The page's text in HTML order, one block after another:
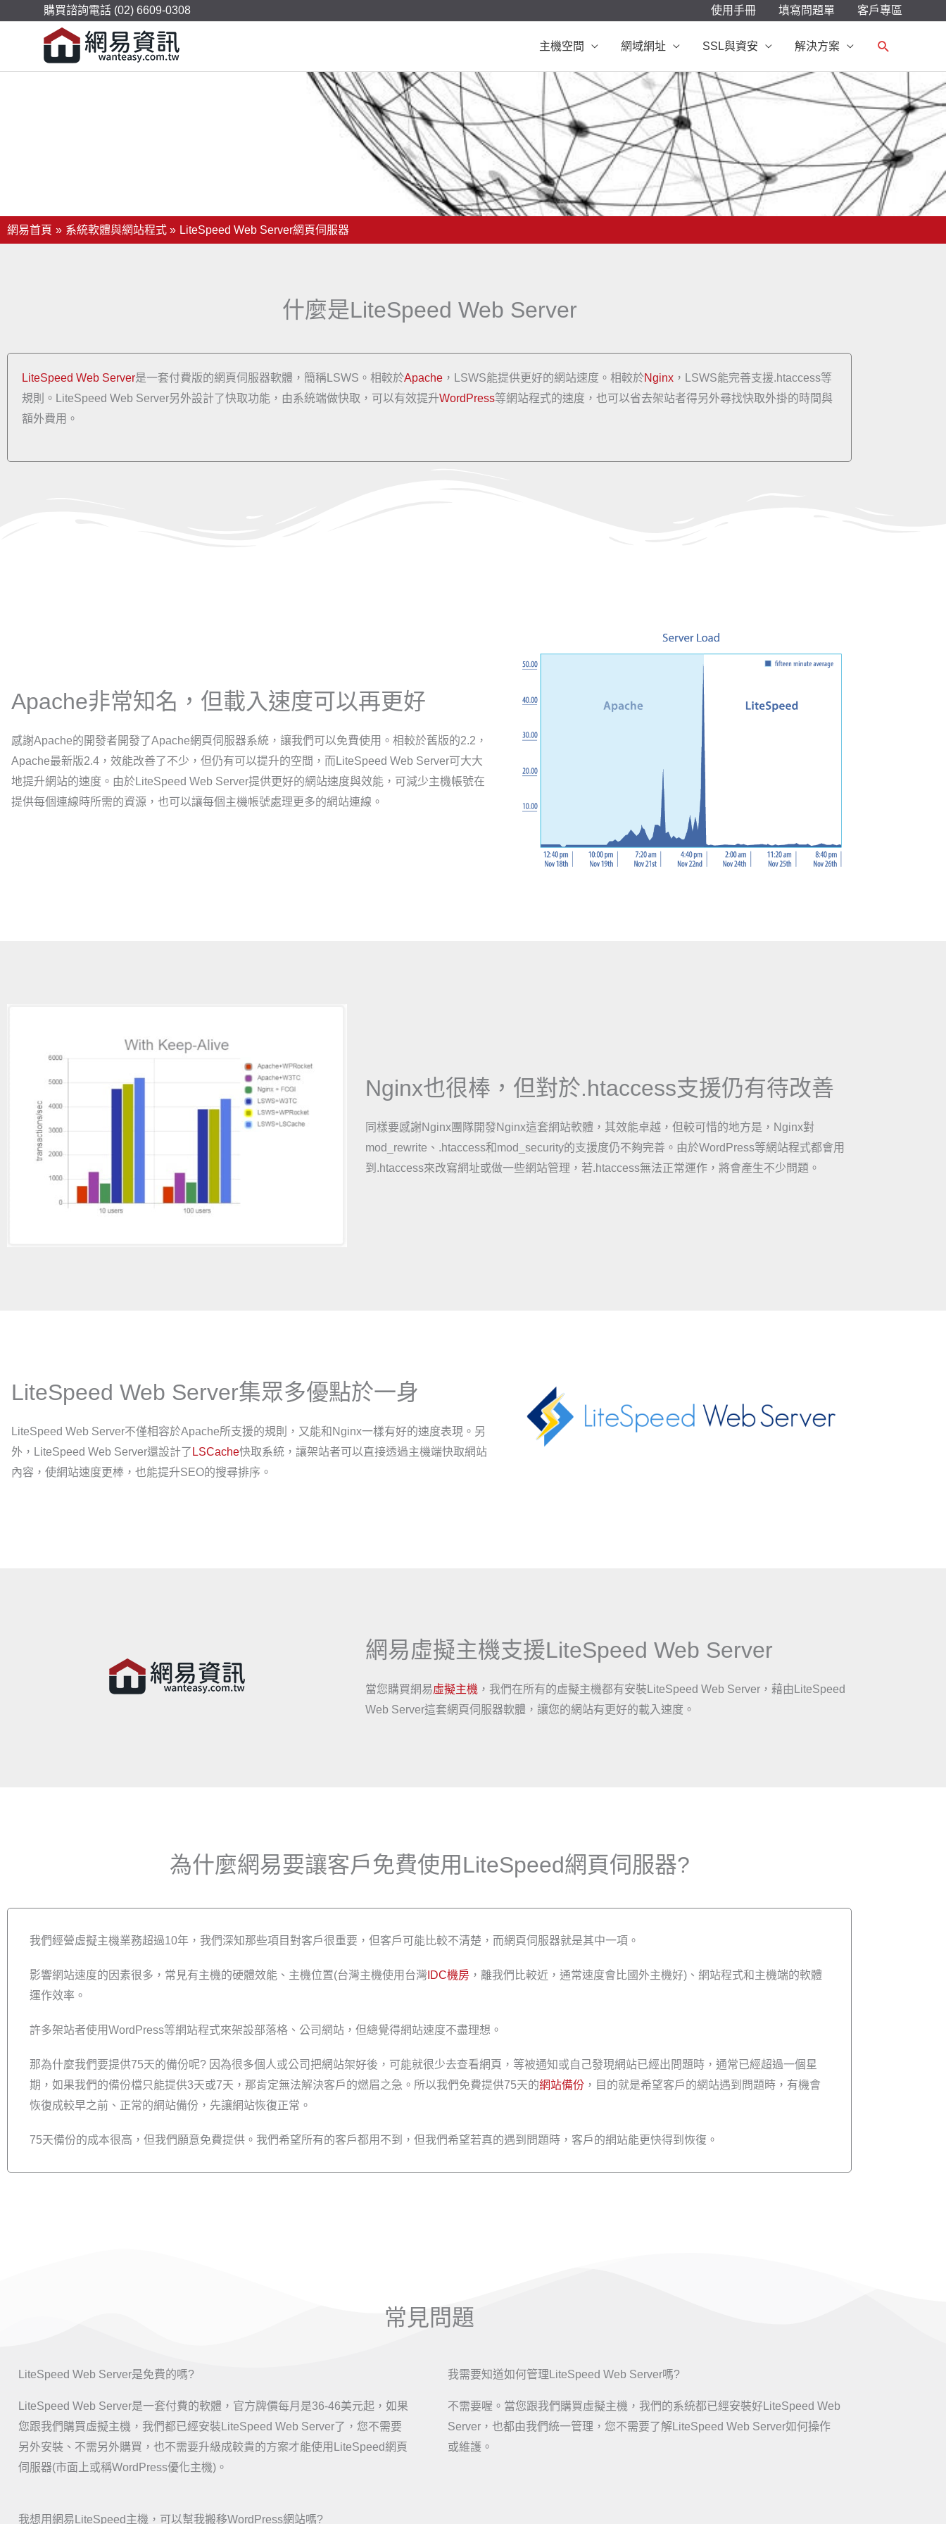
購買諮詢電話 (02) 6609-0308 使用手冊 填寫問題單 客戶專區
主機空間 網域網址 SSL與資安 解決方案
搜
網易首頁 系統軟體與網站程式 LiteSpeed Web Server網頁伺服器
什麼是LiteSpeed Web Server
LiteSpeed Web Server是一套付費版的網頁伺服器軟體，簡稱LSWS。相較於Apache ，LSWS能提供更好的網站速度。相較於Nginx ，LSWS能完善支援.htaccess等
規則。LiteSpeed Web Server另外設計了快取功能，由系統端做快取，可以有效提升WordPress等網站程式的速度，也可以省去架站者得另外尋找快取外掛的時間與
額外費用。
Apache非常知名，但載入速度可以再更好
感謝Apache的開發者開發了Apache網頁伺服器系統，讓我們可以免費使用。相較於舊版的2.2，
Apache最新版2.4，效能改善了不少，但仍有可以提升的空間，而LiteSpeed Web Server可大大
地提升網站的速度。由於LiteSpeed Web Server提供更好的網站速度與效能，可減少主機帳號在
提供每個連線時所需的資源，也可以讓每個主機帳號處理更多的網站連線。
Nginx也很棒，但對於.htaccess支援仍有待改善
同樣要感謝Nginx團隊開發Nginx這套網站軟體，其效能卓越，但較可惜的地方是，Nginx對
mod_rewrite、.htaccess和mod_security的支援度仍不夠完善。由於WordPress等網站程式都會用
到.htaccess來改寫網址或做一些網站管理，若.htaccess無法正常運作，將會產生不少問題。
LiteSpeed Web Server集眾多優點於一身
LiteSpeed Web Server不僅相容於Apache所支援的規則，又能和Nginx一樣有好的速度表現。另
外，LiteSpeed Web Server還設計了 LSCache快取系統，讓架站者可以直接透過主機端快取網站
內容，使網站速度更棒，也能提升SEO的搜尋排序。
網易虛擬主機支援LiteSpeed Web Server
當您購買網易虛擬主機 ，我們在所有的虛擬主機都有安裝LiteSpeed Web Server，藉由LiteSpeed
Web Server這套網頁伺服器軟體，讓您的網站有更好的載入速度。
為什麼網易要讓客戶免費使用LiteSpeed網頁伺服器?
我們經營虛擬主機業務超過10年，我們深知那些項目對客戶很重要，但客戶可能比較不清楚，而網頁伺服器就是其中一項。
影響網站速度的因素很多，常見有主機的硬體效能、主機位置(台灣主機使用台灣 IDC機房 ，離我們比較近，通常速度會比國外主機好)、網站程式和主機端的軟體
運作效率。
許多架站者使用WordPress等網站程式來架設部落格、公司網站，但總覺得網站速度不盡理想。
那為什麼我們要提供75天的備份呢? 因為很多個人或公司把網站架好後，可能就很少去查看網頁，等被通知或自己發現網站已經出問題時，通常已經超過一個星
期，如果我們的備份檔只能提供3天或7天，那肯定無法解決客戶的燃眉之急。所以我們免費提供75天的網站備份 ，目的就是希望客戶的網站遇到問題時，有機會
恢復成較早之前、正常的網站備份，先讓網站恢復正常。
75天備份的成本很高，但我們願意免費提供。我們希望所有的客戶都用不到，但我們希望若真的遇到問題時，客戶的網站能更快得到恢復。
常見問題
LiteSpeed Web Server是免費的嗎?
LiteSpeed Web Server是一套付費的軟體，官方牌價每月是36-46美元起，如果
您跟我們購買虛擬主機，我們都已經安裝LiteSpeed Web Server了，您不需要
另外安裝、不需另外購買，也不需要升級成較貴的方案才能使用LiteSpeed網頁
伺服器(市面上或稱WordPress優化主機)。
我需要知道如何管理LiteSpeed Web Server嗎?
不需要喔。當您跟我們購買虛擬主機，我們的系統都已經安裝好LiteSpeed Web
Server，也都由我們統一管理，您不需要了解LiteSpeed Web Server如何操作
或維護。
我想用網易LiteSpeed主機，可以幫我搬移WordPress網站嗎?